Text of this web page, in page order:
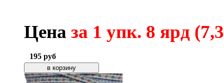
Цена за 1 упк. 8 ярд
195 руб